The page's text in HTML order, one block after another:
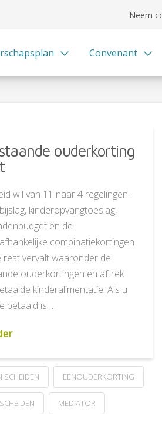
Neem
Convenant
ouderkorting
wil van 11 naar 4 regelingen.
kinderopvangtoeslag,
en de
combinatiekortingen
rest vervalt waaronder de
ouderkortingen en aftrek
kinderalimentatie. Als u
betaald is …
SCHEIDEN EENOUDERKORTING
MEDIATOR